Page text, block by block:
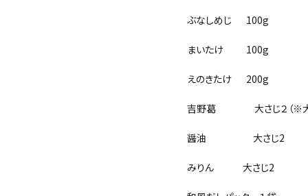
ぶなしめじ 100g
まいたけ 100g
えのきたけ 200g
吉野葛 大さじ２（※大さ
醤油 大さじ2
みりん 大さじ2